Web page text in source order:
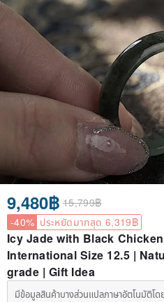
9,480฿ 15,799฿
-40% ประหยัดมากสุด 6,319฿
Icy Jade with Black
International Size 12.5 |
grade | Gift Idea
มีข้อมูลสินค้าบางส่วนแปลภาษาอัตโนมัติโ